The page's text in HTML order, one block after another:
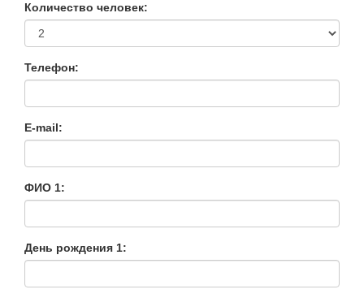
Количество человек:
Телефон:
E-mail:
ФИО 1:
День рождения 1: